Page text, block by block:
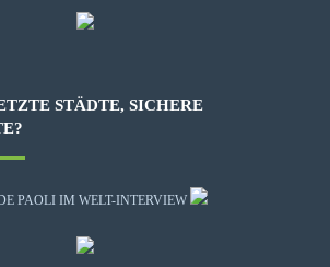
STÄDTE, SICHERE
PAOLI IM WELT-INTERVIEW